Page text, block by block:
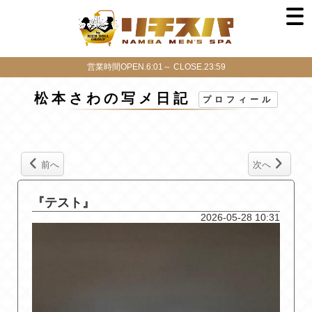
営業時間OPEN.6:01～ CLOSE.23:59
松本さわの写メ日記 プロフィール
前へ 次へ
『テスト』
2026-05-28 10:31